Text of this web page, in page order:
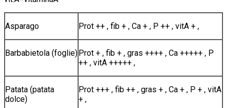
Asparago Prot ++ , fib + , Ca + , P ++ , vitA + ,
Barbabietola (foglie)Prot + , fib + , gras ++++ , Ca +++++ , P
++ , vitA +++++ ,
Patata (patata
dolce)
Prot +++ , fib ++ , gras + , Ca + , P + , vitA
+ ,